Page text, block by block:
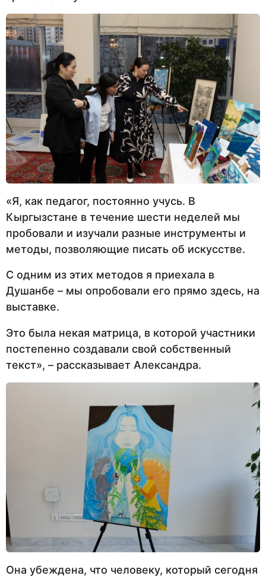
«Я, как педагог, постоянно учусь. В
Кыргызстане в течение шести неделей мы
пробовали и изучали разные инструменты и
методы, позволяющие писать об искусстве.
С одним из этих методов я приехала в
Душанбе – мы опробовали его прямо здесь, на
выставке.
Это была некая матрица, в которой участники
постепенно создавали свой собственный
текст», – рассказывает Александра.
Она убеждена, что человеку, который сегодня